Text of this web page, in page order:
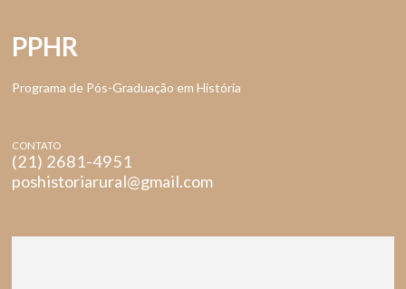
PPHR
Programa de Pós-Graduação em História
CONTATO
(21) 2681-4951
poshistoriarural@gmail.com